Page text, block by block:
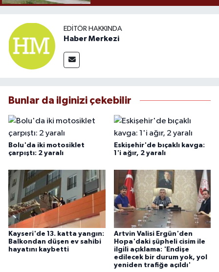
EDITÖR HAKKINDA
Haber Merkezi
Bunlar da ilginizi çekebilir
Bolu'da iki motosiklet
çarpıştı: 2 yaralı
Eskişehir'de bıçaklı kavga:
1'i ağır, 2 yaralı
Kayseri'de 13. katta yangın:
Balkondan düşen ev sahibi
hayatını kaybetti
Artvin Valisi Ergün'den
Hopa'daki şüpheli cisim ile
ilgili açıklama: 'Endişe
edilecek bir durum yok, yol
yeniden trafiğe açıldı'